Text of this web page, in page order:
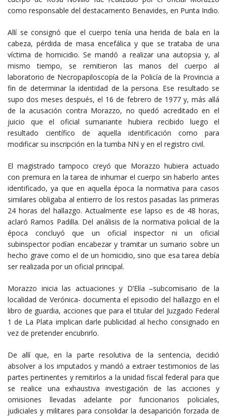
como responsable del destacamento Benavides, en Punta Indio.
Allí se consignó que el cuerpo tenía una herida de bala en la
cabeza, pérdida de masa encefálica y que se trataba de una
víctima de homicidio. Se mandó a realizar una autopsia y, al
mismo tiempo, se remitieron las manos del cuerpo al
laboratorio de Necropapiloscopía de la Policía de la Provincia a
fin de determinar la identidad de la persona. Ese resultado se
supo dos meses después, el 16 de febrero de 1977 y, más allá
de la acusación contra Morazzo, no quedó acreditado en el
juicio que el oficial sumariante hubiera recibido luego el
resultado científico de aquella identificación como para
modificar su inscripción en la tumba NN y en el registro civil.
El magistrado tampoco creyó que Morazzo hubiera actuado
con premura en la tarea de inhumar el cuerpo sin haberlo antes
identificado, ya que en aquella época la normativa para casos
similares obligaba al entierro de los restos pasadas las primeras
24 horas del hallazgo. Actualmente ese lapso es de 48 horas,
aclaró Ramos Padilla. Del análisis de la normativa policial de la
época concluyó que un oficial inspector ni un oficial
subinspector podían encabezar y tramitar un sumario sobre un
hecho grave como el de un homicidio, sino que esa tarea debía
ser realizada por un oficial principal.
Morazzo inicia las actuaciones y D’Elía –subcomisario de la
localidad de Verónica- documenta el episodio del hallazgo en el
libro de guardia, acciones que para el titular del Juzgado Federal
1 de La Plata implican darle publicidad al hecho consignado en
vez de pretender encubrirlo.
De allí que, en la parte resolutiva de la sentencia, decidió
absolver a los imputados y mandó a extraer testimonios de las
partes pertinentes y remitirlos a la unidad fiscal federal para que
se realice una exhaustiva investigación de las acciones y
omisiones llevadas adelante por funcionarios policiales,
judiciales y militares para consolidar la desaparición forzada de